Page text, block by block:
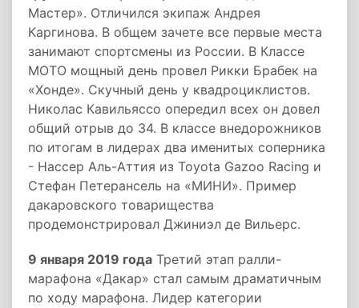
Мастер». Отличился экипаж Андрея
Каргинова. В общем зачете все первые места
занимают спортсмены из России. В Классе
МОТО мощный день провел Рикки Брабек на
«Хонде». Скучный день у квадроциклистов.
Николас Кавильяссо опередил всех он довел
общий отрыв до 34. В классе внедорожников
по итогам в лидерах два именитых соперника
- Нассер Аль-Аттия из Toyota Gazoo Racing и
Стефан Петерансель на «МИНИ». Пример
дакаровского товарищества
продемонстрировал Джиниэл де Вильерс.
9 января 2019 года Третий этап ралли-
марафона «Дакар» стал самым драматичным
по ходу марафона. Лидер категории